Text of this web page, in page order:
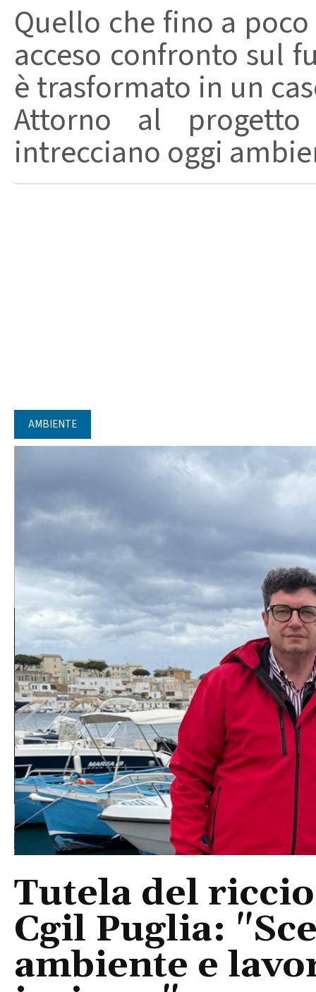
Quello che fino a
acceso confronto sul
è trasformato in un
Attorno al
intrecciano oggi
AMBIENTE
Tutela del
Cgil Puglia:
ambiente e